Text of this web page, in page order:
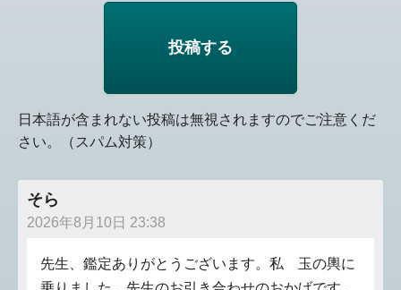
日本語が含まれない投稿は無視されますのでご注意くだ
さい。（スパム対策）
そら
2026年8月10日 23:38
先生、鑑定ありがとうございます。私 玉の輿に